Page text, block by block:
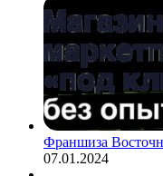
Франшиза
07.01.2024